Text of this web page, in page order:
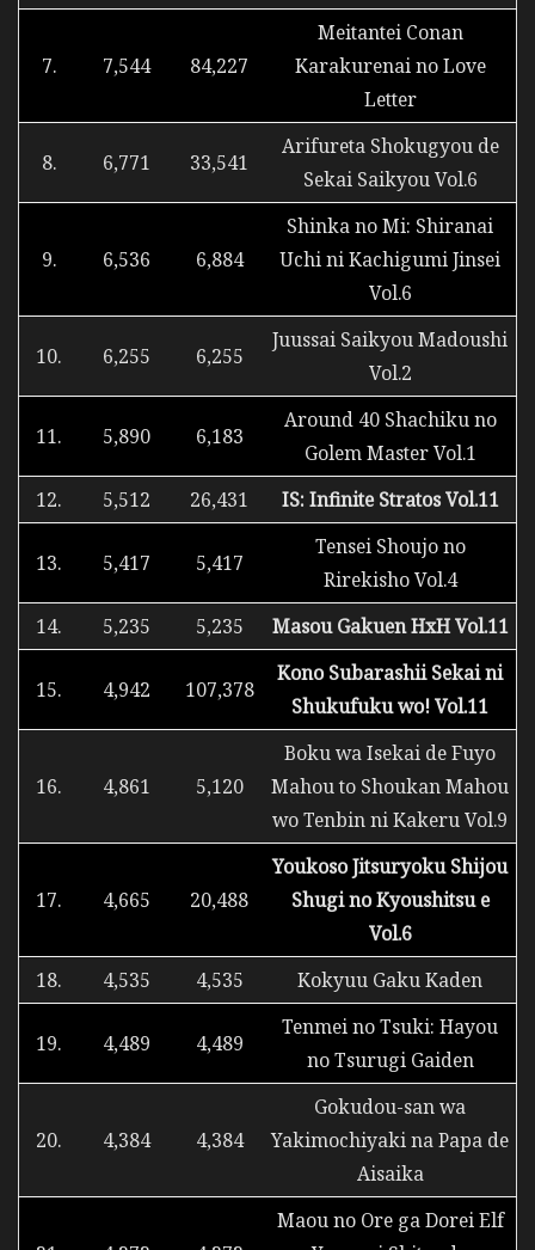
7. 7,544 84,227
Meitantei Conan
Karakurenai no Love
Letter
8. 6,771 33,541
Arifureta Shokugyou de
Sekai Saikyou Vol.6
9. 6,536 6,884
Shinka no Mi: Shiranai
Uchi ni Kachigumi Jinsei
Vol.6
10. 6,255 6,255
Juussai Saikyou Madoushi
Vol.2
11. 5,890 6,183
Around 40 Shachiku no
Golem Master Vol.1
12.
5,512 26,431 IS: Infinite Stratos Vol.11
13. 5,417 5,417
Tensei Shoujo no
Rirekisho Vol.4
14.
5,235 5,235 Masou Gakuen HxH Vol.11
15. 4,942 107,378
Kono Subarashii Sekai ni
Shukufuku wo! Vol.11
16. 4,861 5,120
Boku wa Isekai de Fuyo
Mahou to Shoukan Mahou
wo Tenbin ni Kakeru Vol.9
17. 4,665 20,488
Youkoso Jitsuryoku Shijou
Shugi no Kyoushitsu e
Vol.6
18.
4,535 4,535 Kokyuu Gaku Kaden
19. 4,489 4,489
Tenmei no Tsuki: Hayou
no Tsurugi Gaiden
20. 4,384 4,384
Gokudou-san wa
Yakimochiyaki na Papa de
Aisaika
Maou no Ore ga Dorei Elf